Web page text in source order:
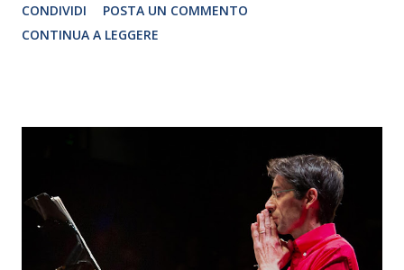
con la regia e le coreografie di Fabrizio Angelini, Francesca
Taverni come regista collaboratore e la direzione musicale
CONDIVIDI
POSTA UN COMMENTO
CONTINUA A LEGGERE